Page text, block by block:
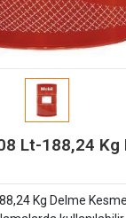
Lt-188,24 Kg
Kg Delme